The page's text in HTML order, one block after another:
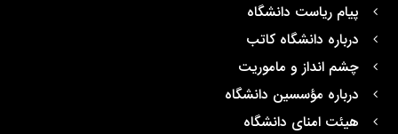
پیام ریاست دانشگاه
درباره دانشگاه کاتب
چشم انداز و ماموریت
درباره مؤسسین دانشگاه
هیئت امنای دانشگاه